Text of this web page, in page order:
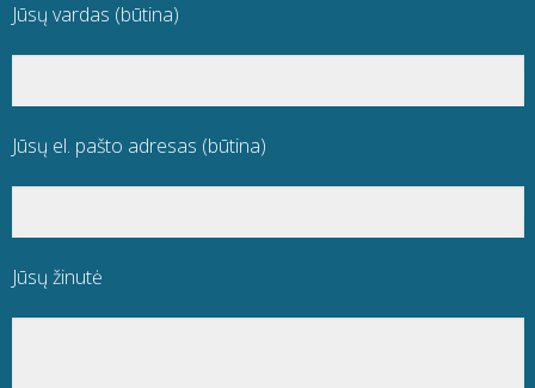
Jūsų vardas (būtina)
Jūsų el. pašto adresas (būtina)
Jūsų žinutė